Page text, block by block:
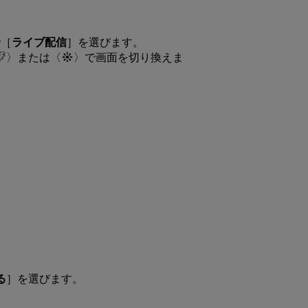
ライブ配信］を選びます。
または
で画面を切り換えま
］を選びます。